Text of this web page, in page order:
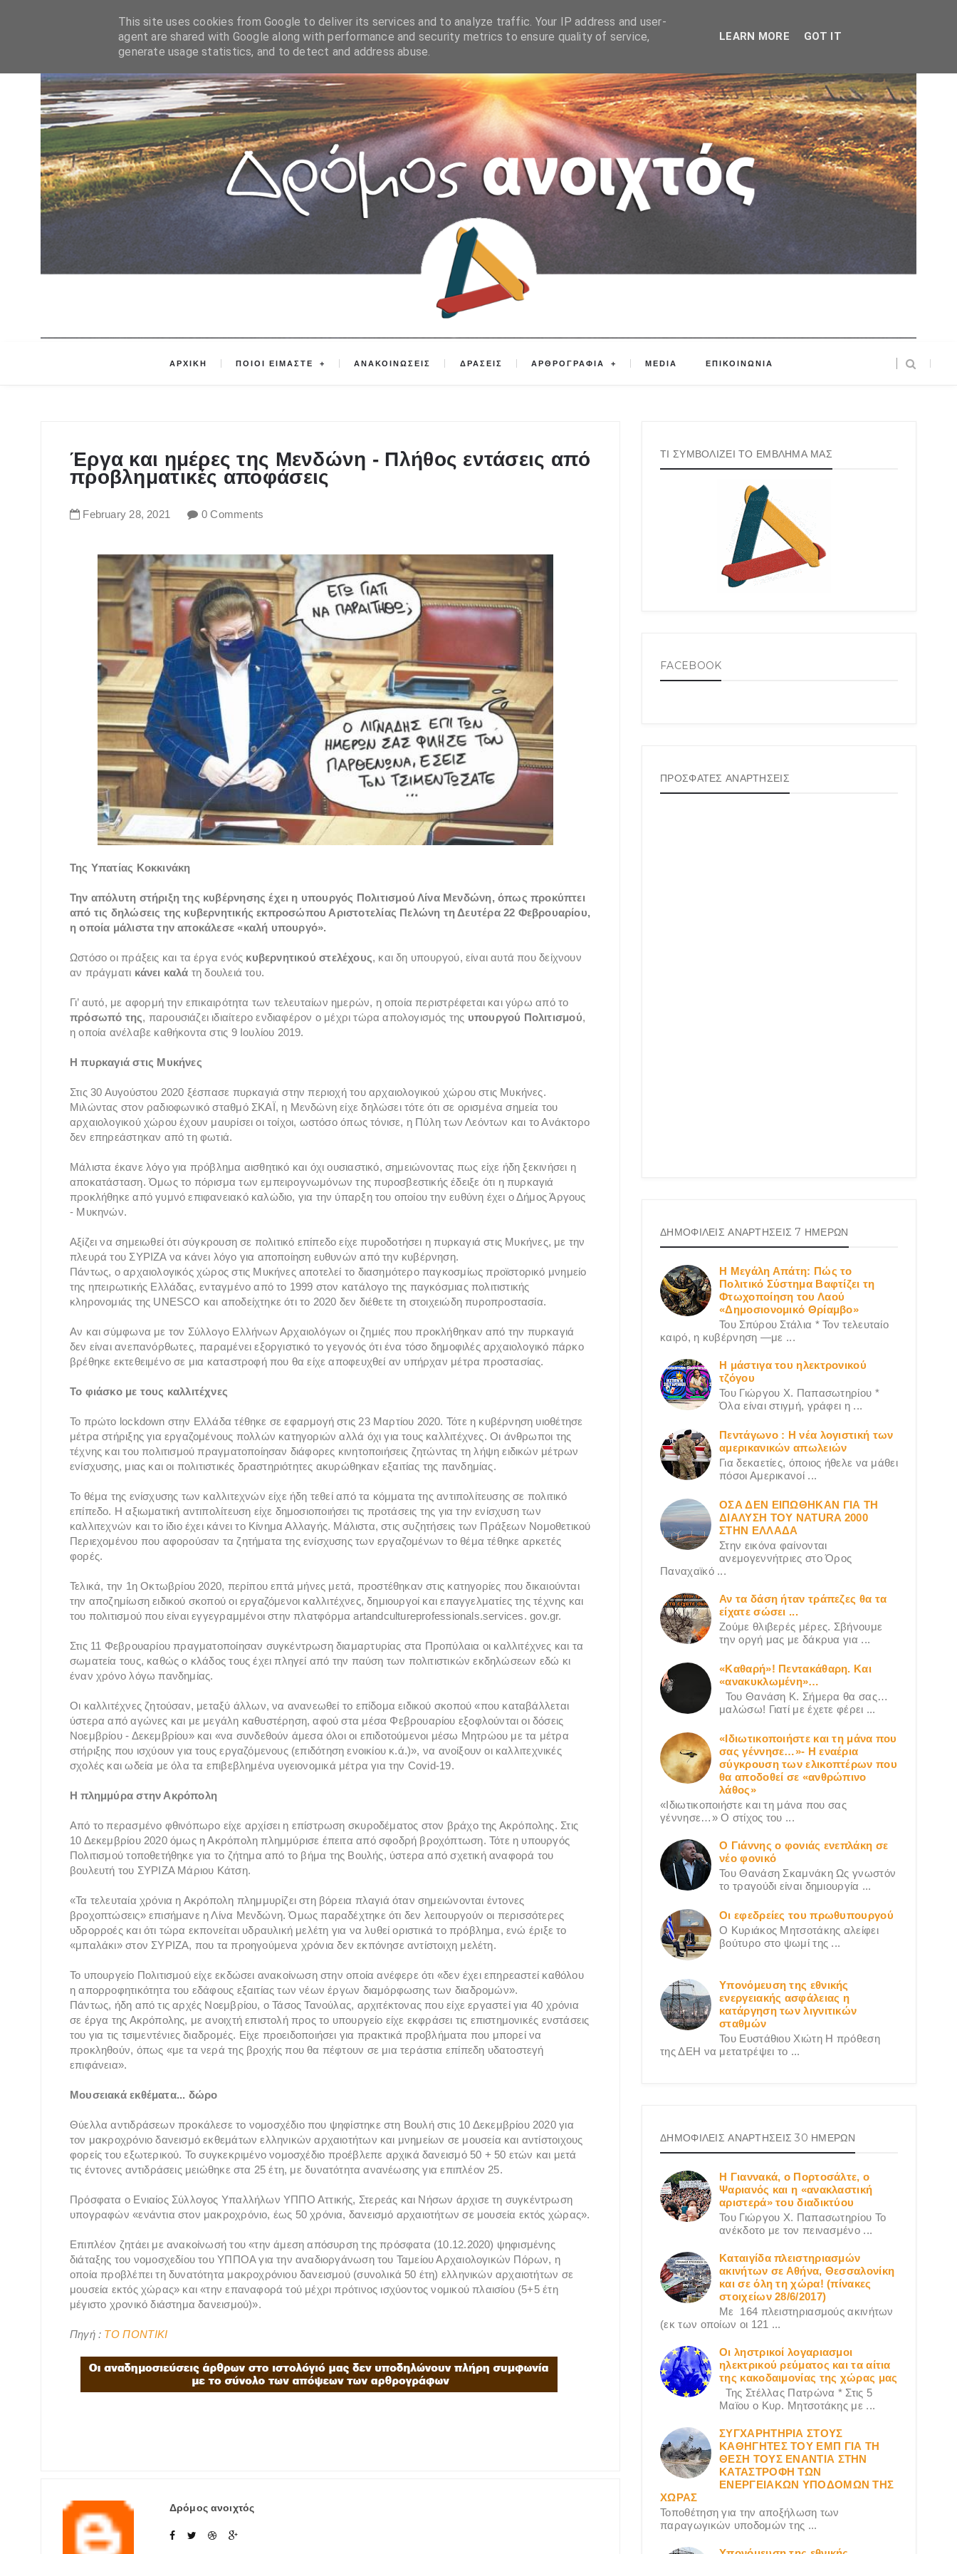
ΑΡΧΙΚΗ ΠΟΙΟΙ ΕΙΜΑΣΤΕ ΑΝΑΚΟΙΝΩΣΕΙΣ ΔΡΑΣΕΙΣ ΑΡΘΡΟΓΡΑΦΙΑ MEDIA ΕΠΙΚΟΙΝΩΝΙΑ
Έργα και ημέρες της Μενδώνη - Πλήθος εντάσεις από
προβληματικές αποφάσεις
February 28, 2021 0 Comments
Της Υπατίας Κοκκινάκη
Την απόλυτη στήριξη της κυβέρνησης έχει η υπουργός Πολιτισμού Λίνα Μενδώνη, όπως προκύπτει
από τις δηλώσεις της κυβερνητικής εκπροσώπου Αριστοτελίας Πελώνη τη Δευτέρα 22 Φεβρουαρίου,
η οποία μάλιστα την αποκάλεσε «καλή υπουργό».
Ωστόσο οι πράξεις και τα έργα ενός κυβερνητικού στελέχους, και δη υπουργού, είναι αυτά που δείχνουν
αν πράγματι κάνει καλά τη δουλειά του.
Γι’ αυτό, με αφορμή την επικαιρότητα των τελευταίων ημερών, η οποία περιστρέφεται και γύρω από το
πρόσωπό της, παρουσιάζει ιδιαίτερο ενδιαφέρον ο μέχρι τώρα απολογισμός της υπουργού Πολιτισμού,
η οποία ανέλαβε καθήκοντα στις 9 Ιουλίου 2019.
Η πυρκαγιά στις Μυκήνες
Στις 30 Αυγούστου 2020 ξέσπασε πυρκαγιά στην περιοχή του αρχαιολογικού χώρου στις Μυκήνες.
Μιλώντας στον ραδιοφωνικό σταθμό ΣΚΑΪ, η Μενδώνη είχε δηλώσει τότε ότι σε ορισμένα σημεία του
αρχαιολογικού χώρου έχουν μαυρίσει οι τοίχοι, ωστόσο όπως τόνισε, η Πύλη των Λεόντων και το Ανάκτορο
δεν επηρεάστηκαν από τη φωτιά.
Μάλιστα έκανε λόγο για πρόβλημα αισθητικό και όχι ουσιαστικό, σημειώνοντας πως είχε ήδη ξεκινήσει η
αποκατάσταση. Όμως το πόρισμα των εμπειρογνωμόνων της πυροσβεστικής έδειξε ότι η πυρκαγιά
προκλήθηκε από γυμνό επιφανειακό καλώδιο, για την ύπαρξη του οποίου την ευθύνη έχει ο Δήμος Άργους
- Μυκηνών.
Αξίζει να σημειωθεί ότι σύγκρουση σε πολιτικό επίπεδο είχε πυροδοτήσει η πυρκαγιά στις Μυκήνες, με την
πλευρά του ΣΥΡΙΖΑ να κάνει λόγο για αποποίηση ευθυνών από την κυβέρνηση.
Πάντως, ο αρχαιολογικός χώρος στις Μυκήνες αποτελεί το διασημότερο παγκοσμίως προϊστορικό μνημείο
της ηπειρωτικής Ελλάδας, ενταγμένο από το 1999 στον κατάλογο της παγκόσμιας πολιτιστικής
κληρονομιάς της UNESCO και αποδείχτηκε ότι το 2020 δεν διέθετε τη στοιχειώδη πυροπροστασία.
Αν και σύμφωνα με τον Σύλλογο Ελλήνων Αρχαιολόγων οι ζημιές που προκλήθηκαν από την πυρκαγιά
δεν είναι ανεπανόρθωτες, παραμένει εξοργιστικό το γεγονός ότι ένα τόσο δημοφιλές αρχαιολογικό πάρκο
βρέθηκε εκτεθειμένο σε μια καταστροφή που θα είχε αποφευχθεί αν υπήρχαν μέτρα προστασίας.
Το φιάσκο με τους καλλιτέχνες
Το πρώτο lockdown στην Ελλάδα τέθηκε σε εφαρμογή στις 23 Μαρτίου 2020. Τότε η κυβέρνηση υιοθέτησε
μέτρα στήριξης για εργαζομένους πολλών κατηγοριών αλλά όχι για τους καλλιτέχνες. Οι άνθρωποι της
τέχνης και του πολιτισμού πραγματοποίησαν διάφορες κινητοποιήσεις ζητώντας τη λήψη ειδικών μέτρων
ενίσχυσης, μιας και οι πολιτιστικές δραστηριότητες ακυρώθηκαν εξαιτίας της πανδημίας.
Το θέμα της ενίσχυσης των καλλιτεχνών είχε ήδη τεθεί από τα κόμματα της αντιπολίτευσης σε πολιτικό
επίπεδο. Η αξιωματική αντιπολίτευση είχε δημοσιοποιήσει τις προτάσεις της για την ενίσχυση των
καλλιτεχνών και το ίδιο έχει κάνει το Κίνημα Αλλαγής. Μάλιστα, στις συζητήσεις των Πράξεων Νομοθετικού
Περιεχομένου που αφορούσαν τα ζητήματα της ενίσχυσης των εργαζομένων το θέμα τέθηκε αρκετές
φορές.
Τελικά, την 1η Οκτωβρίου 2020, περίπου επτά μήνες μετά, προστέθηκαν στις κατηγορίες που δικαιούνται
την αποζημίωση ειδικού σκοπού οι εργαζόμενοι καλλιτέχνες, δημιουργοί και επαγγελματίες της τέχνης και
του πολιτισμού που είναι εγγεγραμμένοι στην πλατφόρμα artandcultureprofessionals.services. gov.gr.
Στις 11 Φεβρουαρίου πραγματοποίησαν συγκέντρωση διαμαρτυρίας στα Προπύλαια οι καλλιτέχνες και τα
σωματεία τους, καθώς ο κλάδος τους έχει πληγεί από την παύση των πολιτιστικών εκδηλώσεων εδώ κι
έναν χρόνο λόγω πανδημίας.
Οι καλλιτέχνες ζητούσαν, μεταξύ άλλων, να ανανεωθεί το επίδομα ειδικού σκοπού «που καταβάλλεται
ύστερα από αγώνες και με μεγάλη καθυστέρηση, αφού στα μέσα Φεβρουαρίου εξοφλούνται οι δόσεις
Νοεμβρίου - Δεκεμβρίου» και «να συνδεθούν άμεσα όλοι οι επιδοτούμενοι μέσω Μητρώου με τα μέτρα
στήριξης που ισχύουν για τους εργαζόμενους (επιδότηση ενοικίου κ.ά.)», να ανοίξουν οι καλλιτεχνικές
σχολές και ωδεία με όλα τα επιβεβλημένα υγειονομικά μέτρα για την Covid-19.
Η πλημμύρα στην Ακρόπολη
Από το περασμένο φθινόπωρο είχε αρχίσει η επίστρωση σκυροδέματος στον βράχο της Ακρόπολης. Στις
10 Δεκεμβρίου 2020 όμως η Ακρόπολη πλημμύρισε έπειτα από σφοδρή βροχόπτωση. Τότε η υπουργός
Πολιτισμού τοποθετήθηκε για το ζήτημα από το βήμα της Βουλής, ύστερα από σχετική αναφορά του
βουλευτή του ΣΥΡΙΖΑ Μάριου Κάτση.
«Τα τελευταία χρόνια η Ακρόπολη πλημμυρίζει στη βόρεια πλαγιά όταν σημειώνονται έντονες
βροχοπτώσεις» επισήμανε η Λίνα Μενδώνη. Όμως παραδέχτηκε ότι δεν λειτουργούν οι περισσότερες
υδρορροές και ότι τώρα εκπονείται υδραυλική μελέτη για να λυθεί οριστικά το πρόβλημα, ενώ έριξε το
«μπαλάκι» στον ΣΥΡΙΖΑ, που τα προηγούμενα χρόνια δεν εκπόνησε αντίστοιχη μελέτη.
Το υπουργείο Πολιτισμού είχε εκδώσει ανακοίνωση στην οποία ανέφερε ότι «δεν έχει επηρεαστεί καθόλου
η απορροφητικότητα του εδάφους εξαιτίας των νέων έργων διαμόρφωσης των διαδρομών».
Πάντως, ήδη από τις αρχές Νοεμβρίου, ο Τάσος Τανούλας, αρχιτέκτονας που είχε εργαστεί για 40 χρόνια
σε έργα της Ακρόπολης, με ανοιχτή επιστολή προς το υπουργείο είχε εκφράσει τις επιστημονικές ενστάσεις
του για τις τσιμεντένιες διαδρομές. Είχε προειδοποιήσει για πρακτικά προβλήματα που μπορεί να
προκληθούν, όπως «με τα νερά της βροχής που θα πέφτουν σε μια τεράστια επίπεδη υδατοστεγή
επιφάνεια».
Μουσειακά εκθέματα... δώρο
Θύελλα αντιδράσεων προκάλεσε το νομοσχέδιο που ψηφίστηκε στη Βουλή στις 10 Δεκεμβρίου 2020 για
τον μακροχρόνιο δανεισμό εκθεμάτων ελληνικών αρχαιοτήτων και μνημείων σε μουσεία και αντίστοιχους
φορείς του εξωτερικού. Το συγκεκριμένο νομοσχέδιο προέβλεπε αρχικά δανεισμό 50 + 50 ετών και μετά
τις έντονες αντιδράσεις μειώθηκε στα 25 έτη, με δυνατότητα ανανέωσης για επιπλέον 25.
Πρόσφατα ο Ενιαίος Σύλλογος Υπαλλήλων ΥΠΠΟ Αττικής, Στερεάς και Νήσων άρχισε τη συγκέντρωση
υπογραφών «ενάντια στον μακροχρόνιο, έως 50 χρόνια, δανεισμό αρχαιοτήτων σε μουσεία εκτός χώρας».
Επιπλέον ζητάει με ανακοίνωσή του «την άμεση απόσυρση της πρόσφατα (10.12.2020) ψηφισμένης
διάταξης του νομοσχεδίου του ΥΠΠΟΑ για την αναδιοργάνωση του Ταμείου Αρχαιολογικών Πόρων, η
οποία προβλέπει τη δυνατότητα μακροχρόνιου δανεισμού (συνολικά 50 έτη) ελληνικών αρχαιοτήτων σε
μουσεία εκτός χώρας» και «την επαναφορά τού μέχρι πρότινος ισχύοντος νομικού πλαισίου (5+5 έτη
μέγιστο χρονικό διάστημα δανεισμού)».
Πηγή : ΤΟ ΠΟΝΤΙΚΙ
Δρόμος ανοιχτός
ΤΙ ΣΥΜΒΟΛΙΖΕΙ ΤΟ ΕΜΒΛΗΜΑ ΜΑΣ
FACEBOOK
ΠΡΟΣΦΑΤΕΣ ΑΝΑΡΤΗΣΕΙΣ
ΔΗΜΟΦΙΛΕΙΣ ΑΝΑΡΤΗΣΕΙΣ 7 ΗΜΕΡΩΝ
Η Μεγάλη Απάτη: Πώς το
Πολιτικό Σύστημα Βαφτίζει τη
Φτωχοποίηση του Λαού
«Δημοσιονομικό Θρίαμβο»
Του Σπύρου Στάλια * Τον τελευταίο
καιρό, η κυβέρνηση —με ...
Η μάστιγα του ηλεκτρονικού
τζόγου
Του Γιώργου X. Παπασωτηρίου *
Όλα είναι στιγμή, γράφει η ...
Πεντάγωνο : Η νέα λογιστική των
αμερικανικών απωλειών
Για δεκαετίες, όποιος ήθελε να μάθει
πόσοι Αμερικανοί ...
ΟΣΑ ΔΕN ΕΙΠΩΘΗΚΑΝ ΓΙΑ ΤΗ
ΔΙΑΛΥΣΗ ΤΟΥ NATURA 2000
ΣΤΗΝ ΕΛΛΑΔΑ
Στην εικόνα φαίνονται
ανεμογεννήτριες στο Όρος
Παναχαϊκό ...
Αν τα δάση ήταν τράπεζες θα τα
είχατε σώσει ...
Ζούμε θλιβερές μέρες. Σβήνουμε
την οργή μας με δάκρυα για ...
«Καθαρή»! Πεντακάθαρη. Και
«ανακυκλωμένη»…
Του Θανάση Κ. Σήμερα θα σας…
μαλώσω! Γιατί με έχετε φέρει ...
«Ιδιωτικοποιήστε και τη μάνα που
σας γέννησε…»- Η εναέρια
σύγκρουση των ελικοπτέρων που
θα αποδοθεί σε «ανθρώπινο
λάθος»
«Ιδιωτικοποιήστε και τη μάνα που σας
γέννησε…» Ο στίχος του ...
Ο Γιάννης ο φονιάς ενεπλάκη σε
νέο φονικό
Του Θανάση Σκαμνάκη Ως γνωστόν
το τραγούδι είναι δημιουργία ...
Οι εφεδρείες του πρωθυπουργού
Ο Κυριάκος Μητσοτάκης αλείφει
βούτυρο στο ψωμί της ...
Υπονόμευση της εθνικής
ενεργειακής ασφάλειας η
κατάργηση των λιγνιτικών
σταθμών
Του Ευστάθιου Χιώτη Η πρόθεση
της ΔΕΗ να μετατρέψει το ...
ΔΗΜΟΦΙΛΕΙΣ ΑΝΑΡΤΗΣΕΙΣ 30 ΗΜΕΡΩΝ
Η Γιαννακά, ο Πορτοσάλτε, ο
Ψαριανός και η «ανακλαστική
αριστερά» του διαδικτύου
Του Γιώργου X. Παπασωτηρίου Το
ανέκδοτο με τον πεινασμένο ...
Καταιγίδα πλειστηριασμών
ακινήτων σε Αθήνα, Θεσσαλονίκη
και σε όλη τη χώρα! (πίνακες
στοιχείων 28/6/2017)
Με 164 πλειστηριασμούς ακινήτων
(εκ των οποίων οι 121 ...
Οι ληστρικοί λογαριασμοι
ηλεκτρικού ρεύματος και τα αίτια
της κακοδαιμονίας της χώρας μας
Της Στέλλας Πατρώνα * Στις 5
Μαϊου ο Κυρ. Μητσοτάκης με ...
ΣΥΓΧΑΡΗΤΗΡΙΑ ΣΤΟΥΣ
ΚΑΘΗΓΗΤΕΣ ΤΟΥ ΕΜΠ ΓΙΑ ΤΗ
ΘΕΣΗ ΤΟΥΣ ΕΝΑΝΤΙΑ ΣΤΗΝ
ΚΑΤΑΣΤΡΟΦΗ ΤΩΝ
ΕΝΕΡΓΕΙΑΚΩΝ ΥΠΟΔΟΜΩΝ ΤΗΣ
ΧΩΡΑΣ
Τοποθέτηση για την αποξήλωση των
παραγωγικών υποδομών της ...
This site uses cookies from Google to deliver its services and to analyze traffic. Your IP address and user-
agent are shared with Google along with performance and security metrics to ensure quality of service,
generate usage statistics, and to detect and address abuse.
LEARN MORE GOT IT